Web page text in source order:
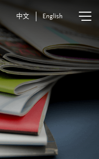
中文 English